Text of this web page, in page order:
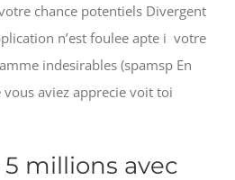
chance potentiels Divergent
n’est foulee apte i votre
indesirables (spamsp En
aviez apprecie voit toi
5 millions avec